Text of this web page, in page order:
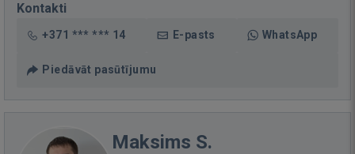
Kontakti
+371 *** *** 14 E-pasts WhatsApp
Piedāvāt pasūtījumu
Maksims S.